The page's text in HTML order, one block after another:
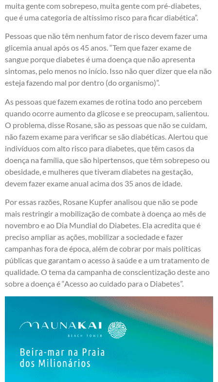
muita gente com sobrepeso, muita gente com pré-diabetes,
que é uma categoria de altíssimo risco para ficar diabética”.
Pessoas que não têm nenhum fator de risco devem fazer uma
glicemia anual após os 45 anos. “Tem que fazer exame de
sangue porque diabetes é uma doença que não apresenta
sintomas, pelo menos no início. Isso não quer dizer que ela não
esteja fazendo mal por dentro (do organismo)”.
As pessoas que fazem exames de rotina todo ano percebem
quando ocorre aumento da glicose e se preocupam, salientou.
O problema, disse Rosane, são as pessoas que não se cuidam,
não fazem exame para verificar se são diabéticas. Alertou que
indivíduos com alto risco para diabetes, que têm casos da
doença na família, que são hipertensos, que têm sobrepeso ou
obesidade, e mulheres que tiveram diabetes na gestação,
devem fazer exame anual acima dos 35 anos de idade.
Por essas razões, Rosane Kupfer analisou que não se pode
mais restringir a mobilização de combate à doença ao mês de
novembro e ao Dia Mundial do Diabetes. Ela acredita que é
preciso ampliar as ações, mobilizar a sociedade e fazer
campanhas fora de época, além de cobrar por mais políticas
públicas que garantam o acesso à saúde e a um tratamento de
qualidade. O tema da campanha de conscientização deste ano
sobre a doença é “Acesso ao cuidado para o Diabetes”.